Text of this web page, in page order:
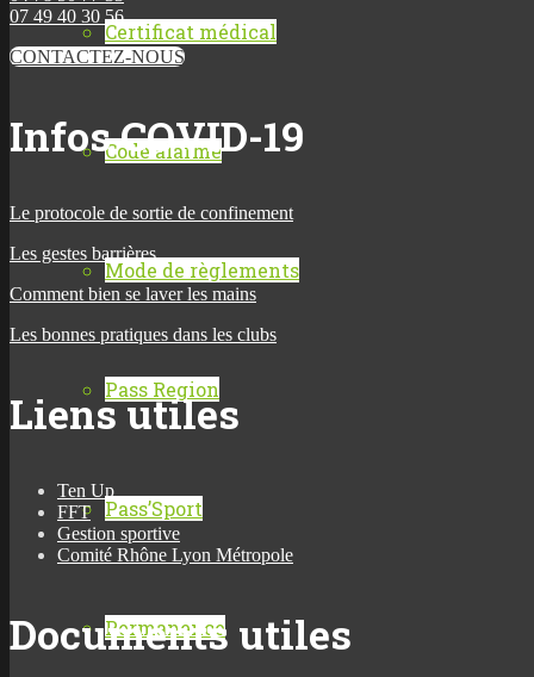
Certificat médical
Code alarme
Mode de règlements
Pass Region
Pass’Sport
Permanence
07 49 40 30 56
CONTACTEZ-NOUS
Infos COVID-19
Le protocole de sortie de confinement
Les gestes barrières
Comment bien se laver les mains
Les bonnes pratiques dans les clubs
Liens utiles
Ten Up
FFT
Gestion sportive
Comité Rhône Lyon Métropole
Documents utiles